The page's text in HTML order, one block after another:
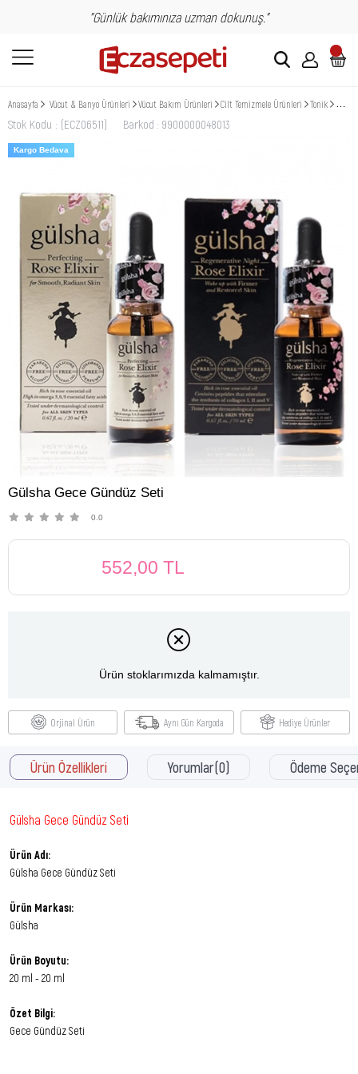
"Günlük bakımınıza uzman dokunuş."
Anasayfa Vücut & Banyo Ürünleri Vücut Bakım Ürünleri Cilt Temizmele Ürünleri Tonik
Stok Kodu (ECZ06511) Barkod : 9900000048013
Kargo Bedava
Gülsha Gece Gündüz Seti
0.0
552,00 TL
Ürün stoklarımızda kalmamıştır.
Orjinal Ürün Aynı Gün Kargoda Hediye Ürünler
Ürün Özellikleri Yorumlar(0) Ödeme
Gülsha Gece Gündüz Seti
Ürün Adı:
Gülsha Gece Gündüz Seti
Ürün Markası:
Gülsha
Ürün Boyutu:
20 ml - 20 ml
Özet Bilgi:
Gece Gündüz Seti